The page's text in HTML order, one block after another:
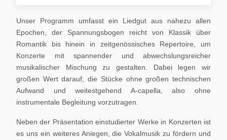
Unser Programm umfasst ein Liedgut aus nahezu allen
Epochen, der Spannungsbogen reicht von Klassik über
Romantik bis hinein in zeitgenössisches Repertoire, um
Konzerte mit spannender und abwechslungsreicher
musikalischer Mischung zu gestalten. Dabei legen wir
großen Wert darauf, die Stücke ohne großen technischen
Aufwand und weitestgehend A-capella, also ohne
instrumentale Begleitung vorzutragen.
Neben der Präsentation einstudierter Werke in Konzerten ist
es uns ein weiteres Aniegen, die Vokalmusik zu fördern und